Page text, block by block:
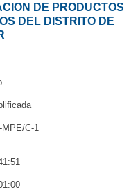
DE PRODUCTOS
DEL DISTRITO DE
MPE/C-1